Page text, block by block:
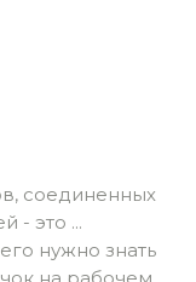
соединенных
- это ...
нужно знать